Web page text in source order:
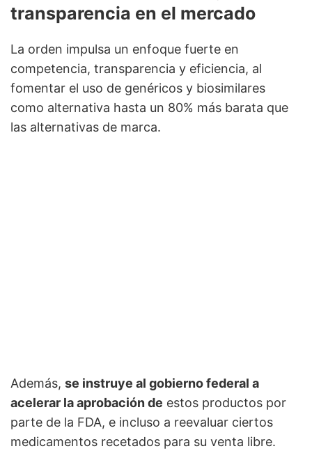
transparencia en el mercado
La orden impulsa un enfoque fuerte en
competencia, transparencia y eficiencia, al
fomentar el uso de genéricos y biosimilares
como alternativa hasta un 80% más barata que
las alternativas de marca.
Además, se instruye al gobierno federal a
acelerar la aprobación de estos productos por
parte de la FDA, e incluso a reevaluar ciertos
medicamentos recetados para su venta libre.